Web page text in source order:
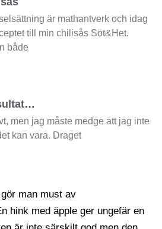
är mathantverk och idag
till min chilisås Söt&Het.
både
men jag måste medge att jag inte
kan vara. Draget